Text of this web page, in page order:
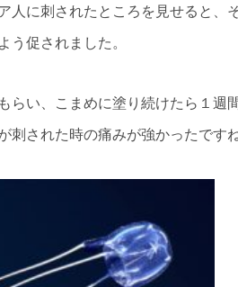
人に刺されたところを見せると
う促されました。
らい、こまめに塗り続けたら１週
刺された時の痛みが強かったですね